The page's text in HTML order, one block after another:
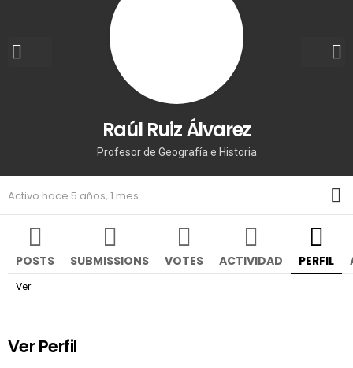
Raúl Ruiz Álvarez
Profesor de Geografía e Historia
Activo hace 5 años, 1 mes
POSTS SUBMISSIONS VOTES ACTIVIDAD PERFIL
Ver
Ver Perfil